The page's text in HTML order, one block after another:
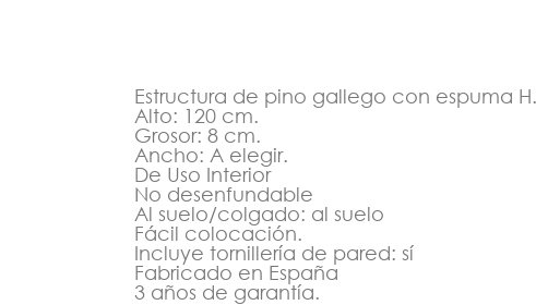
Estructura de pino gallego con espuma
Alto: 120 cm.
Grosor: 8 cm.
Ancho: A elegir.
De Uso Interior
No desenfundable
Al suelo/colgado: al suelo
Fácil colocación.
Incluye tornillería de pared: sí
Fabricado en España
3 años de garantía.